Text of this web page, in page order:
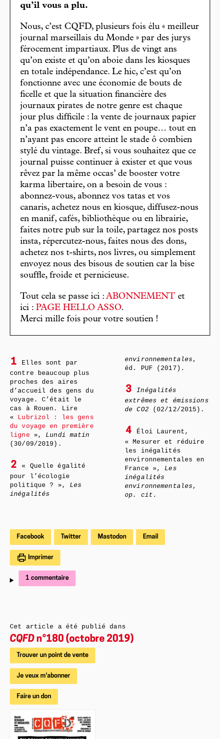
qu’il vous a plu.
Nous, c’est CQFD, plusieurs fois élu « meilleur
journal marseillais du Monde » par des jurys
férocement impartiaux. Plus de vingt ans
qu’on existe et qu’on aboie dans les kiosques
en totale indépendance. Le hic, c’est qu’on
fonctionne avec une économie de bouts de
ficelle et que la situation financière des
journaux pirates de notre genre est chaque
jour plus difficile : la vente de journaux papier
n’a pas exactement le vent en poupe… tout en
n’ayant pas encore atteint le stade ô combien
stylé du vintage. Bref, si vous souhaitez que ce
journal puisse continuer à exister et que vous
rêvez par la même occas’ de booster votre
karma libertaire, on a besoin de vous :
abonnez-vous, abonnez vos tatas et vos
canaris, achetez nous en kiosque, diffusez-nous
en manif, cafés, bibliothèque ou en librairie,
faites notre pub sur la toile, partagez nos posts
insta, répercutez-nous, faites nous des dons,
achetez nos t-shirts, nos livres, ou simplement
envoyez nous des bisous de soutien car la bise
souffle, froide et pernicieuse.
Tout cela se passe ici : ABONNEMENT et
ici : PAGE HELLO ASSO.
Merci mille fois pour votre soutien !
1
Elles sont par
contre beaucoup plus
proches des aires
d’accueil des gens du
voyage. C’était le
cas à Rouen. Lire
« Lubrizol : les gens
du voyage en première
ligne », Lundi matin
(30/09/2019).
2
« Quelle égalité
pour l’écologie
politique ? », Les
inégalités
environnementales ,
éd. PUF (2017).
3
Inégalités
extrêmes et émissions
de CO2
(02/12/2015).
4
Éloi Laurent,
« Mesurer et réduire
les inégalités
environnementales en
France », Les
inégalités
environnementales ,
op. cit .
Facebook Twitter Mastodon Email
Imprimer
1 commentaire
Cet article a été publié dans
CQFD n°180 (octobre 2019)
Trouver un point de vente
Je veux m'abonner
Faire un don